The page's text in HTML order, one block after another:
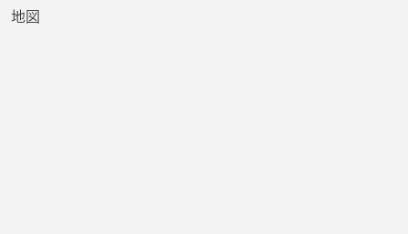
地図